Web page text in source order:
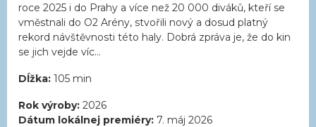
roce 2025 i do Prahy a více než 20 000 diváků, kteří se
vměstnali do O2 Arény, stvořili nový a dosud platný
rekord návštěvnosti této haly. Dobrá zpráva je, že do kin
se jich vejde víc…
Dĺžka: 105 min
Rok výroby: 2026
Dátum lokálnej premiéry: 7. máj 2026